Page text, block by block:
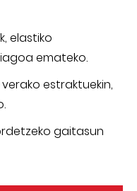
elastiko
emateko.
estraktuekin,
gaitasun